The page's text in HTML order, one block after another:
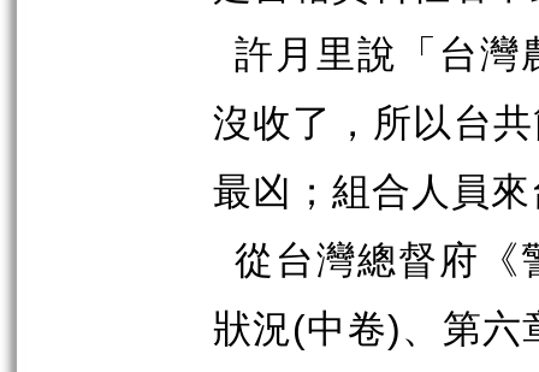
許月里說「台灣
沒收了，所以台
最凶；組合人員
從台灣總督府《
狀況(中卷)、第六